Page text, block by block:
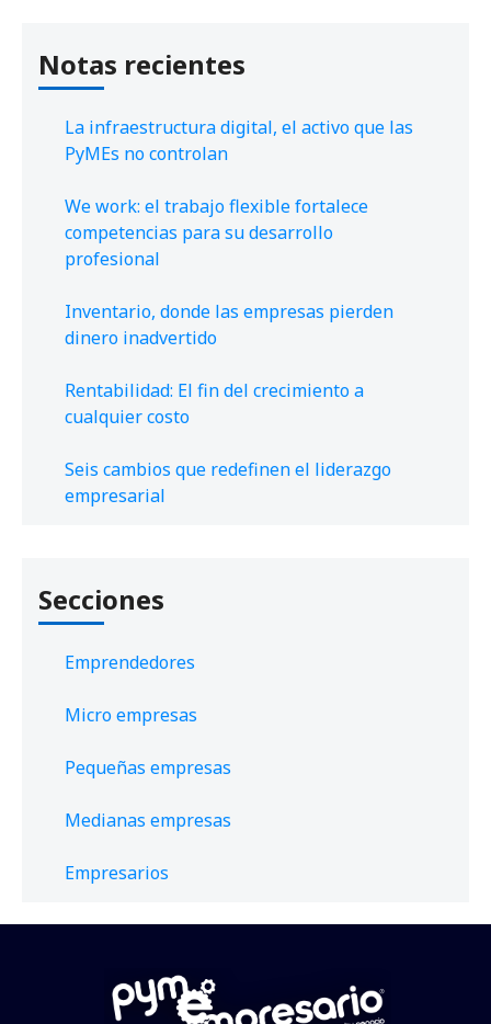
Notas recientes
La infraestructura digital, el activo que las
PyMEs no controlan
We work: el trabajo flexible fortalece
competencias para su desarrollo
profesional
Inventario, donde las empresas pierden
dinero inadvertido
Rentabilidad: El fin del crecimiento a
cualquier costo
Seis cambios que redefinen el liderazgo
empresarial
Secciones
Emprendedores
Micro empresas
Pequeñas empresas
Medianas empresas
Empresarios